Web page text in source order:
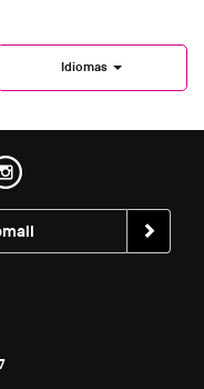
Idiomas